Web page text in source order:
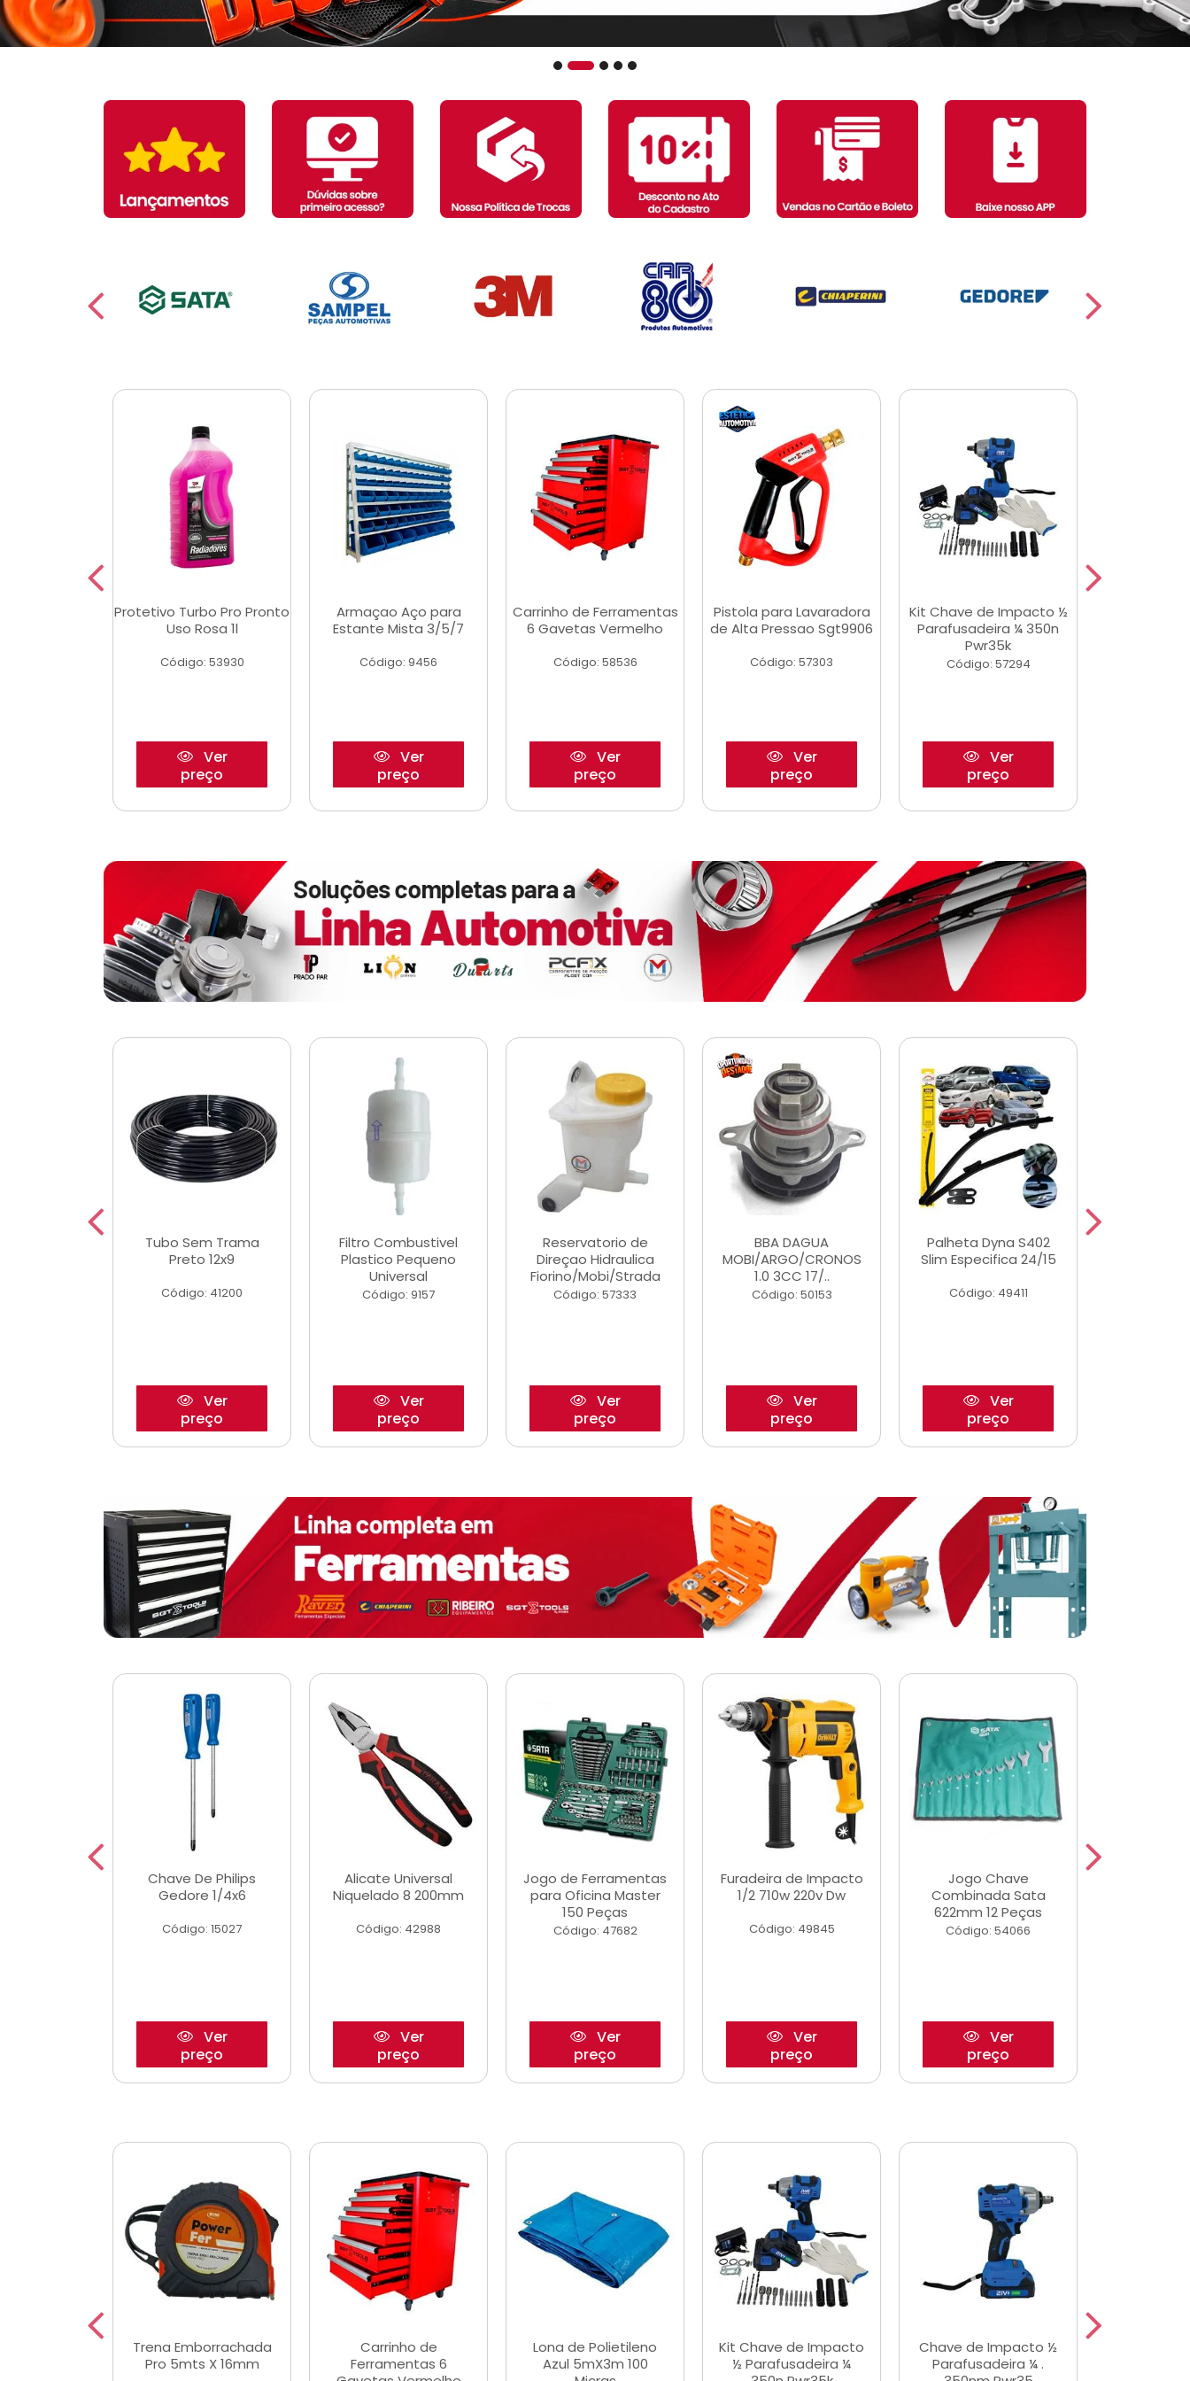
Protetivo Turbo Pro Pronto
Uso Rosa 1l
Código: 53930
Ver
preço
Armaçao Aço para
Estante Mista 3/5/7
Código: 9456
Ver
preço
Carrinho de Ferramentas
6 Gavetas Vermelho
Código: 58536
Ver
preço
Pistola para Lavaradora
de Alta Pressao Sgt9906
Código: 57303
Ver
preço
Kit Chave de Impacto ½
Parafusadeira ¼ 350n
Pwr35k
Código: 57294
Ver
preço
Tubo Sem Trama
Preto 12x9
Código: 41200
Ver
preço
Filtro Combustivel
Plastico Pequeno
Universal
Código: 9157
Ver
preço
Reservatorio de
Direçao Hidraulica
Fiorino/Mobi/Strada
Código: 57333
Ver
preço
BBA DAGUA
MOBI/ARGO/CRONOS
1.0 3CC 17/..
Código: 50153
Ver
preço
Palheta Dyna S402
Slim Especifica 24/15
Código: 49411
Ver
preço
Chave De Philips
Gedore 1/4x6
Código: 15027
Ver
preço
Alicate Universal
Niquelado 8 200mm
Código: 42988
Ver
preço
Jogo de Ferramentas
para Oficina Master
150 Peças
Código: 47682
Ver
preço
Furadeira de Impacto
1/2 710w 220v Dw
Código: 49845
Ver
preço
Jogo Chave
Combinada Sata
622mm 12 Peças
Código: 54066
Ver
preço
Trena Emborrachada
Pro 5mts X 16mm
Carrinho de
Ferramentas 6
Lona de Polietileno
Azul 5mX3m 100
Kit Chave de Impacto
½ Parafusadeira ¼
Chave de Impacto ½
Parafusadeira ¼ .